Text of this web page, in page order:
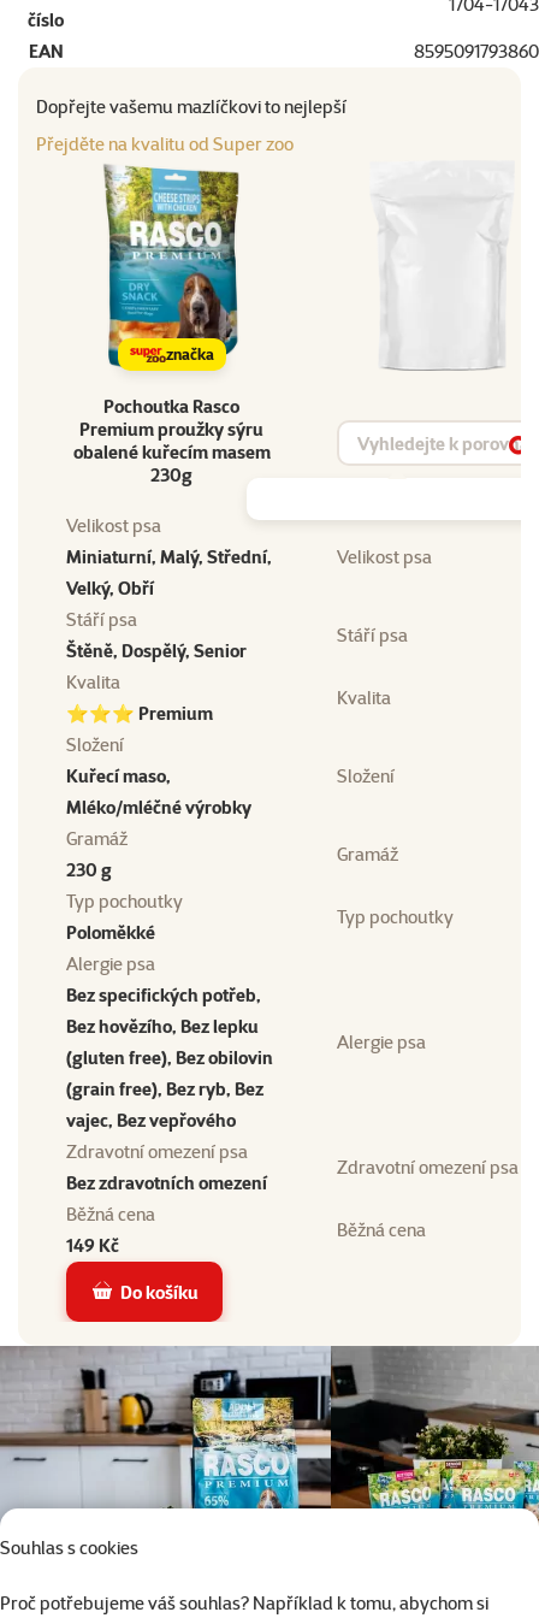
Souhlas s cookies
Proč potřebujeme váš souhlas? Například k tomu, abychom si
číslo
1704-17043
EAN 8595091793860
Dopřejte vašemu mazlíčkovi to nejlepší
Přejděte na kvalitu od Super zoo
značka
Pochoutka Rasco
Premium proužky sýru
obalené kuřecím masem
230g
Vyhledat produkt
Velikost psa
Miniaturní, Malý, Střední,
Velký, Obří
Velikost psa
Stáří psa
Štěně, Dospělý, Senior
Stáří psa
Kvalita
⭐⭐⭐ Premium
Kvalita
Složení
Kuřecí maso,
Mléko/mléčné výrobky
Složení
Gramáž
230 g
Gramáž
Typ pochoutky
Poloměkké
Typ pochoutky
Alergie psa
Bez specifických potřeb,
Bez hovězího, Bez lepku
(gluten free), Bez obilovin
(grain free), Bez ryb, Bez
vajec, Bez vepřového
Alergie psa
Zdravotní omezení psa
Bez zdravotních omezení
Zdravotní omezení psa
Běžná cena
149 Kč
Běžná cena
Do košíku